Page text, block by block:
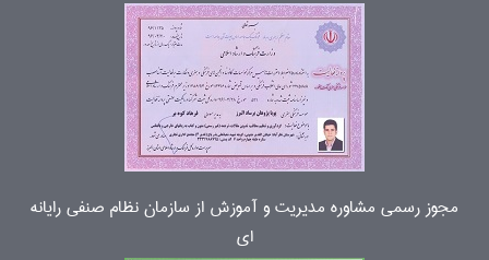
مجوز رسمی مشاوره مدیریت و آموزش از سازمان نظام صنفی رایانه
ای